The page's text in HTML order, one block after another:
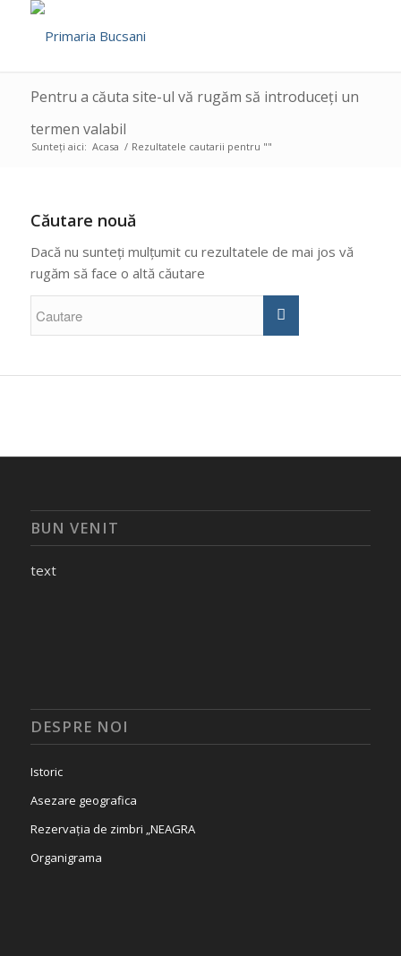
Pentru a căuta site-ul vă rugăm să introduceți un
termen valabil
Sunteți aici: Acasa / Rezultatele cautarii pentru ""
Căutare nouă
Dacă nu sunteți mulțumit cu rezultatele de mai jos vă
rugăm să face o altă căutare
BUN VENIT
text
DESPRE NOI
Istoric
Asezare geografica
Rezervația de zimbri „NEAGRA
Organigrama